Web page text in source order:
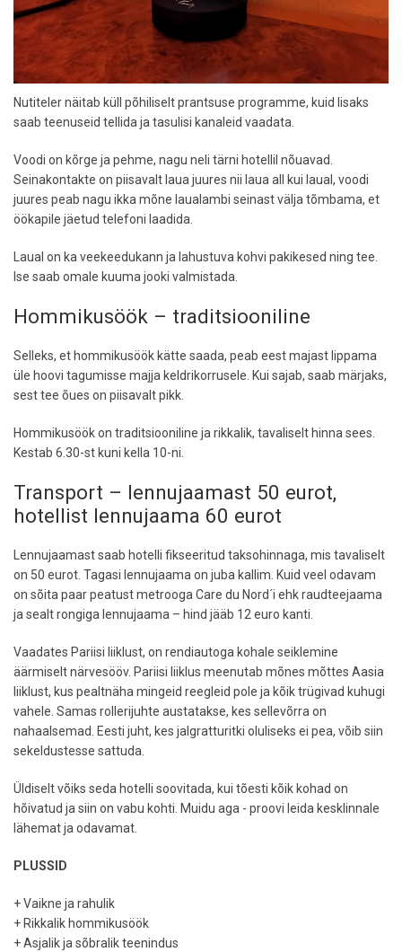
Nutiteler näitab küll põhiliselt prantsuse programme, kuid lisaks
saab teenuseid tellida ja tasulisi kanaleid vaadata.
Voodi on kõrge ja pehme, nagu neli tärni hotellil nõuavad.
Seinakontakte on piisavalt laua juures nii laua all kui laual, voodi
juures peab nagu ikka mõne laualambi seinast välja tõmbama, et
öökapile jäetud telefoni laadida.
Laual on ka veekeedukann ja lahustuva kohvi pakikesed ning tee.
Ise saab omale kuuma jooki valmistada.
Hommikusöök – traditsiooniline
Selleks, et hommikusöök kätte saada, peab eest majast lippama
üle hoovi tagumisse majja keldrikorrusele. Kui sajab, saab märjaks,
sest tee õues on piisavalt pikk.
Hommikusöök on traditsiooniline ja rikkalik, tavaliselt hinna sees.
Kestab 6.30-st kuni kella 10-ni.
Transport – lennujaamast 50 eurot,
hotellist lennujaama 60 eurot
Lennujaamast saab hotelli fikseeritud taksohinnaga, mis tavaliselt
on 50 eurot. Tagasi lennujaama on juba kallim. Kuid veel odavam
on sõita paar peatust metrooga Care du Nord´i ehk raudteejaama
ja sealt rongiga lennujaama – hind jääb 12 euro kanti.
Vaadates Pariisi liiklust, on rendiautoga kohale seiklemine
äärmiselt närvesööv. Pariisi liiklus meenutab mõnes mõttes Aasia
liiklust, kus pealtnäha mingeid reegleid pole ja kõik trügivad kuhugi
vahele. Samas rollerijuhte austatakse, kes sellevõrra on
nahaalsemad. Eesti juht, kes jalgratturitki oluliseks ei pea, võib siin
sekeldustesse sattuda.
Üldiselt võiks seda hotelli soovitada, kui tõesti kõik kohad on
hõivatud ja siin on vabu kohti. Muidu aga - proovi leida kesklinnale
lähemat ja odavamat.
PLUSSID
+ Vaikne ja rahulik
+ Rikkalik hommikusöök
+ Asjalik ja sõbralik teenindus